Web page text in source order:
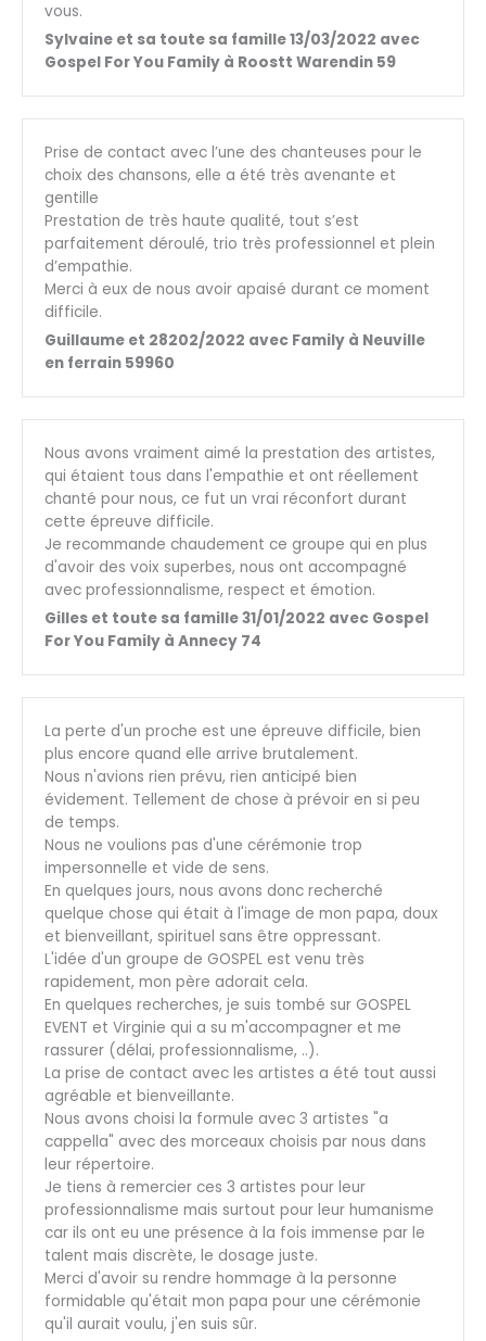
vous.
Sylvaine et sa toute sa famille 13/03/2022 avec
Gospel For You Family à Roostt Warendin 59
Prise de contact avec l’une des chanteuses pour le
choix des chansons, elle a été très avenante et
gentille
Prestation de très haute qualité, tout s’est
parfaitement déroulé, trio très professionnel et plein
d’empathie.
Merci à eux de nous avoir apaisé durant ce moment
difficile.
Guillaume et 28202/2022 avec Family à Neuville
en ferrain 59960
Nous avons vraiment aimé la prestation des artistes,
qui étaient tous dans l'empathie et ont réellement
chanté pour nous, ce fut un vrai réconfort durant
cette épreuve difficile.
Je recommande chaudement ce groupe qui en plus
d'avoir des voix superbes, nous ont accompagné
avec professionnalisme, respect et émotion.
Gilles et toute sa famille 31/01/2022 avec Gospel
For You Family à Annecy 74
La perte d'un proche est une épreuve difficile, bien
plus encore quand elle arrive brutalement.
Nous n'avions rien prévu, rien anticipé bien
évidement. Tellement de chose à prévoir en si peu
de temps.
Nous ne voulions pas d'une cérémonie trop
impersonnelle et vide de sens.
En quelques jours, nous avons donc recherché
quelque chose qui était à l'image de mon papa, doux
et bienveillant, spirituel sans être oppressant.
L'idée d'un groupe de GOSPEL est venu très
rapidement, mon père adorait cela.
En quelques recherches, je suis tombé sur GOSPEL
EVENT et Virginie qui a su m'accompagner et me
rassurer (délai, professionnalisme, ..).
La prise de contact avec les artistes a été tout aussi
agréable et bienveillante.
Nous avons choisi la formule avec 3 artistes "a
cappella" avec des morceaux choisis par nous dans
leur répertoire.
Je tiens à remercier ces 3 artistes pour leur
professionnalisme mais surtout pour leur humanisme
car ils ont eu une présence à la fois immense par le
talent mais discrète, le dosage juste.
Merci d'avoir su rendre hommage à la personne
formidable qu'était mon papa pour une cérémonie
qu'il aurait voulu, j'en suis sûr.